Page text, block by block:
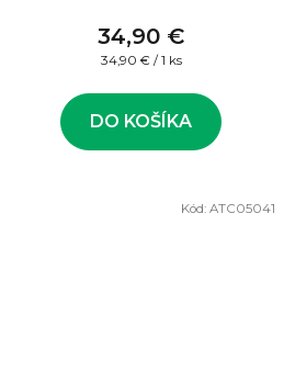
34,90 €
Jednotková
34,90 € / 1 ks
DO KOŠÍKA
Kód: ATC05041